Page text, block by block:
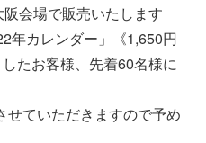
会場で販売いたします
年カレンダー」《1,650円
たお客様、先着60名様に
せていただきますので予め